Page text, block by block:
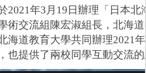
2021年3月19日辦理「日本
術交流組陳宏淑組長，北海
海道教育大學共同辦理2021
也提供了兩校同學互動交流